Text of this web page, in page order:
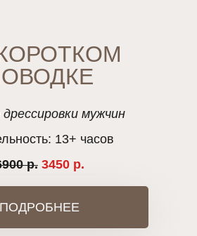
ПОДРОБНЕЕ
мужчин
13+ часов
р. 3450 р.